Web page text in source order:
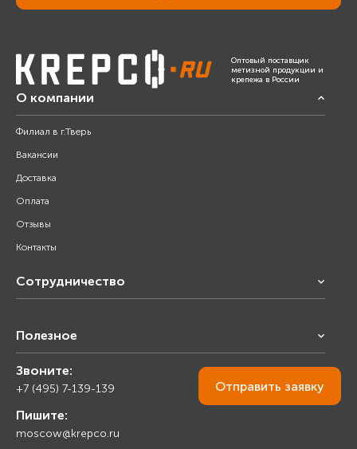
Оптовый поставщик
метизной продукции и
крепежа в России
О компании
Филиал в г.Тверь
Вакансии
Доставка
Оплата
Отзывы
Контакты
Сотрудничество
Снабжение строительства
Торговым организациям
Полезное
Калькулятор
Прайс лист
Ответы на вопросы
Блог
Звоните:
+7 (495) 7-139-139
Пишите:
moscow@krepco.ru
Отправить заявку